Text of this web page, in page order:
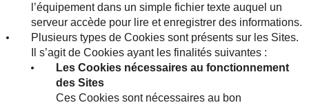
l’équipement dans un simple fichier texte auquel un
serveur accède pour lire et enregistrer des informations.
Plusieurs types de Cookies sont présents sur les Sites.
Il s’agit de Cookies ayant les finalités suivantes :
Les Cookies nécessaires au fonctionnement
des Sites
Ces Cookies sont nécessaires au bon